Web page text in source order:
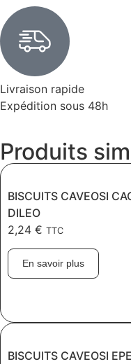
Livraison rapide
Expédition sous 48h
Produits
BISCUITS CAVEOSI
DILEO
2,24 € TTC
En savoir plus
BISCUITS CAVEOSI